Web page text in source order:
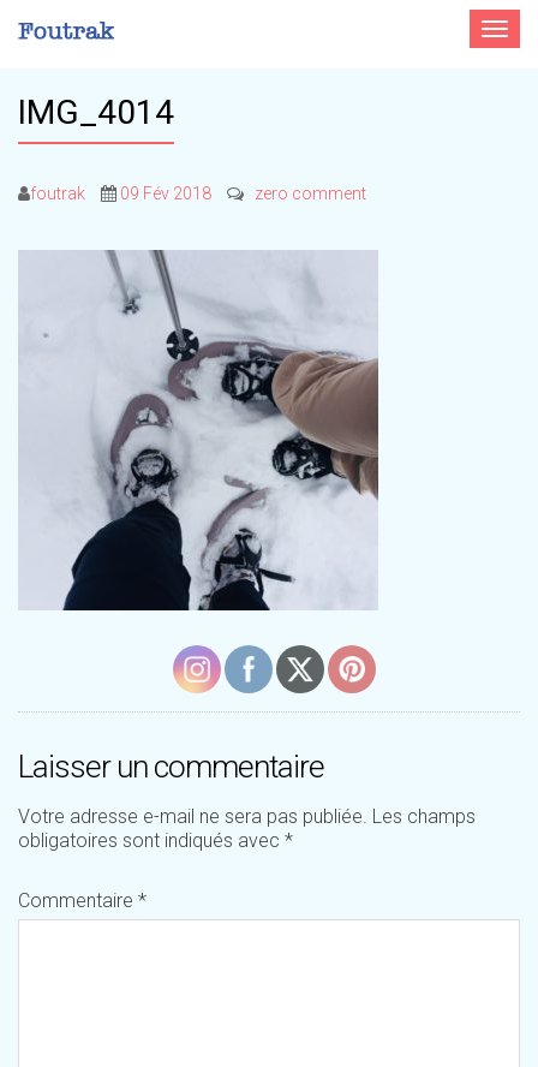
Toggle
IMG_4014
foutrak 09 Fév 2018 zero comment
Laisser un commentaire
Votre adresse e-mail ne sera pas publiée. Les champs
obligatoires sont indiqués avec *
Commentaire *